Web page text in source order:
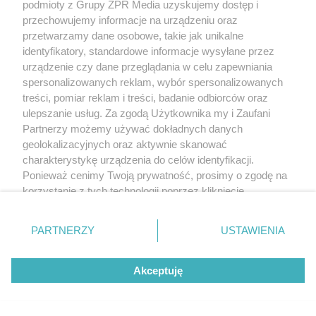
oświadczenie o sporządzeniu projektu budowlanego,
zgodnie z obowiązującymi przepisami oraz zasadami
wiedzy technicznej.
W trakcie realizacji budowy projektant ma prawo:
wstępu na teren budowy i dokonywania
zapisów w dzienniku budowy dotyczących jej
realizacji;
żądania wpisem do dziennika budowy
stwierdzenia możliwości powstania zagrożenia
Jakie są obowiązki i prawa inwestora
podmioty z Grupy ZPR Media uzyskujemy dostęp i
przechowujemy informacje na urządzeniu oraz
przetwarzamy dane osobowe, takie jak unikalne
identyfikatory, standardowe informacje wysyłane przez
urządzenie czy dane przeglądania w celu zapewniania
spersonalizowanych reklam, wybór spersonalizowanych
treści, pomiar reklam i treści, badanie odbiorców oraz
ulepszanie usług. Za zgodą Użytkownika my i Zaufani
Partnerzy możemy używać dokładnych danych
geolokalizacyjnych oraz aktywnie skanować
charakterystykę urządzenia do celów identyfikacji.
Ponieważ cenimy Twoją prywatność, prosimy o zgodę na
korzystanie z tych technologii poprzez kliknięcie
zmienić/wycofać klikając przycisk ustawień prywatności
znajdujący się w lewym dolnym rogu strony
rodzaje przetwarzania danych nie wymagają zgody
użytkownika, ale masz prawo sprzeciwić się takiemu
przetwarzaniu. Preferencje będą miały zastosowanie tylko
PARTNERZY USTAWIENIA
Akceptuję